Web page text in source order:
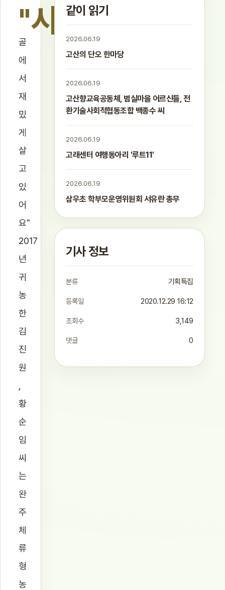
"시
골
에
서
재
밌
게
살
고
있
어
요"
2017
년
귀
농
한
김
진
원
황
순
임
씨
는
완
주
체
류
형
농
같이 읽기
2026.06.19
고산의 단오 한마당
2026.06.19
고산향교육공동체, 범실마을 어르신들, 전
환기술사회적협동조합 백종수 씨
2026.06.19
고래센터 여행동아리 '루트11'
2026.06.19
삼우초 학부모운영위원회 서유란 총무
기사 정보
분류 기획특집
등록일 2020.12.29 16:12
조회수 3,149
댓글 0